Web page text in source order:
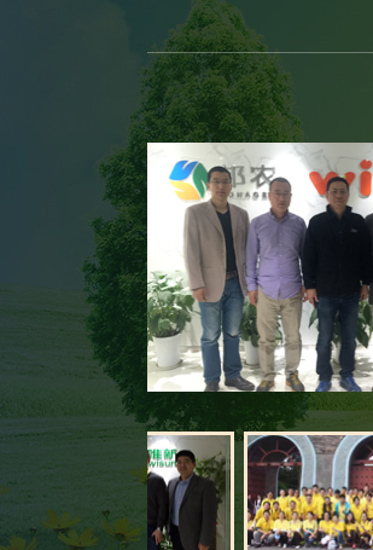
营许可证 营业执照